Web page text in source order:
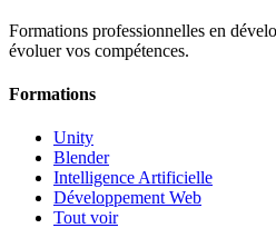
Formations professionnelles en
évoluer vos compétences.
Formations
Unity
Blender
Intelligence Artificielle
Développement Web
Tout voir